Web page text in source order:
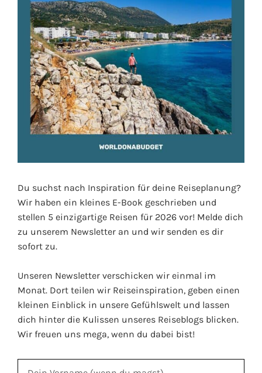
Du suchst nach Inspiration für deine Reiseplanung?
Wir haben ein kleines E-Book geschrieben und
stellen 5 einzigartige Reisen für 2026 vor! Melde dich
zu unserem Newsletter an und wir senden es dir
sofort zu.
Unseren Newsletter verschicken wir einmal im
Monat. Dort teilen wir Reiseinspiration, geben einen
kleinen Einblick in unsere Gefühlswelt und lassen
dich hinter die Kulissen unseres Reiseblogs blicken.
Wir freuen uns mega, wenn du dabei bist!